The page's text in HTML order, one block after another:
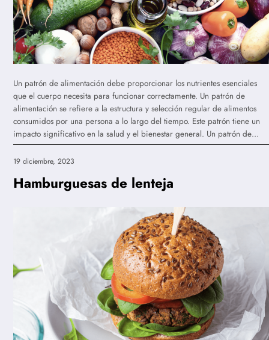
Un patrón de alimentación debe proporcionar los nutrientes esenciales
que el cuerpo necesita para funcionar correctamente. Un patrón de
alimentación se refiere a la estructura y selección regular de alimentos
consumidos por una persona a lo largo del tiempo. Este patrón tiene un
impacto significativo en la salud y el bienestar general. Un patrón de…
19 diciembre, 2023
Hamburguesas de lenteja